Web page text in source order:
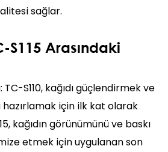
sağlar.
S115 Arasındaki
S110, kağıdı güçlendirmek ve
için ilk kat olarak
kağıdın görünümünü ve baskı
etmek için uygulanan son